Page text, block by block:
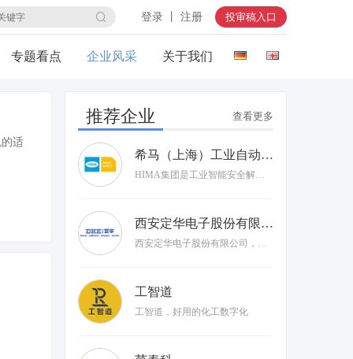
登录 丨 注册 投审稿入口
专题看点 企业风采 关于我们
适
推荐企业 查看更多
希马（上海）工业自动化有限公司
西安定华电子股份有限公司
工智道
工智道，好用的化工数字化